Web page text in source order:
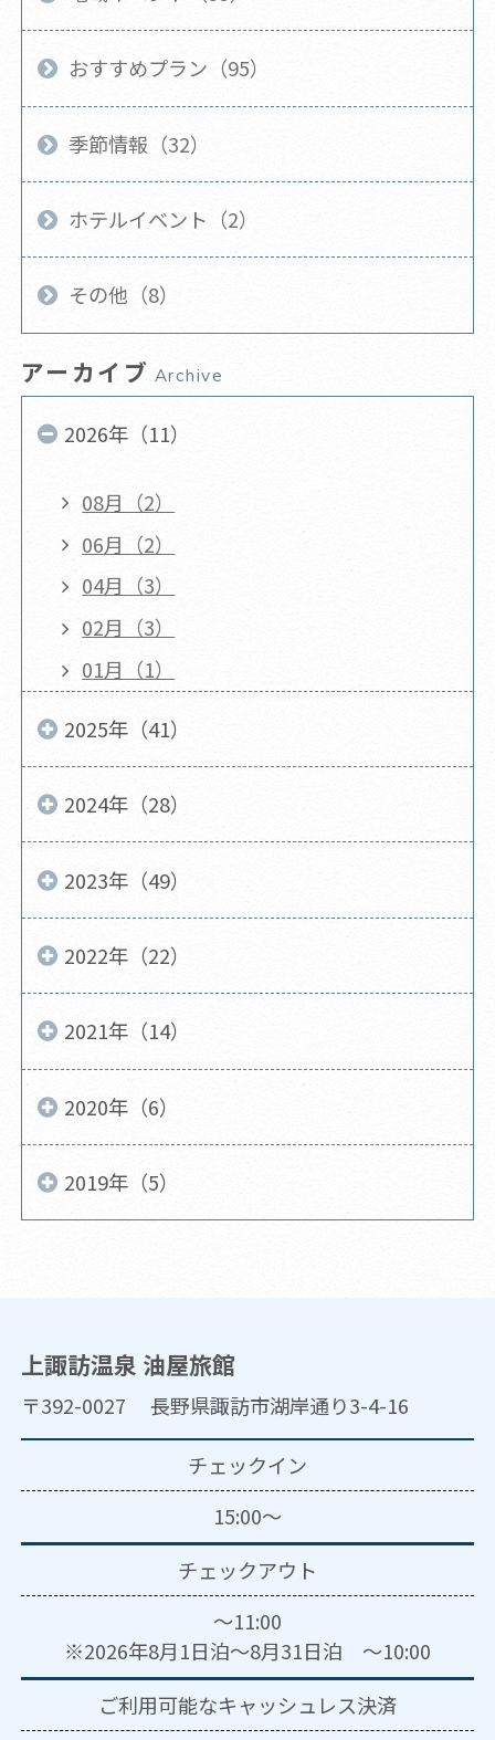
おすすめプラン（95）
季節情報（32）
ホテルイベント（2）
その他（8）
アーカイブ Archive
2026年（11）
08月（2）
06月（2）
04月（3）
02月（3）
01月（1）
2025年（41）
2024年（28）
2023年（49）
2022年（22）
2021年（14）
2020年（6）
2019年（5）
上諏訪温泉 油屋旅館
〒392-0027 長野県諏訪市湖岸通り3-4-16
チェックイン
15:00～
チェックアウト
～11:00
※2026年8月1日泊～8月31日泊 ～10:00
ご利用可能なキャッシュレス決済